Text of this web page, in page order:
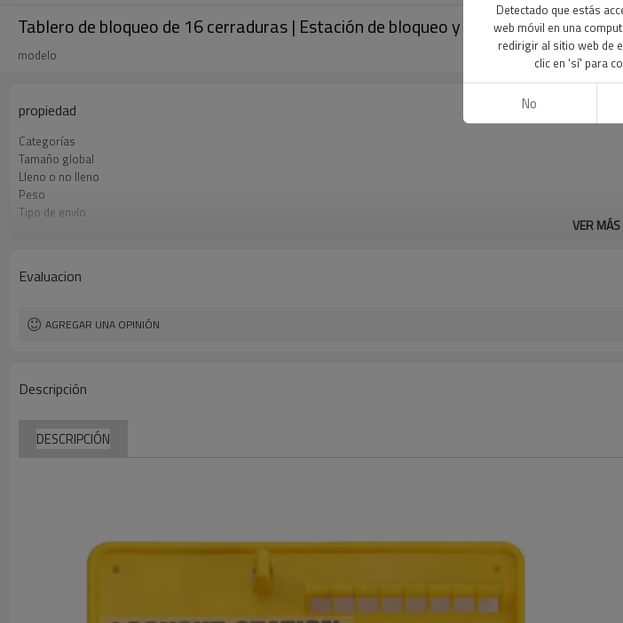
Tablero de bloqueo de 16 cerraduras | Estación de bloqueo y etiquetado de
modelo
propiedad
Categorías
Tamaño global
Lleno o no lleno
Peso
Tipo de envío
VER MÁS
Evaluacion
AGREGAR UNA OPINIÓN
Descripción
DESCRIPCIÓN
Detectado que estás
web móvil en una
redirigir al sitio web de
clic en 'sí' para
No